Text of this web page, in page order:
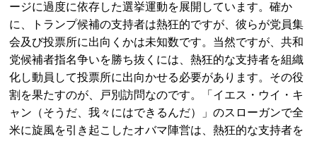
ージに過度に依存した選挙運動を展開しています。確か
に、トランプ候補の支持者は熱狂的ですが、彼らが党員集
会及び投票所に出向くかは未知数です。当然ですが、共和
党候補者指名争いを勝ち抜くには、熱狂的な支持者を組織
化し動員して投票所に出向かせる必要があります。その役
割を果たすのが、戸別訪問なのです。「イエス・ウイ・キ
ャン（そうだ、我々にはできるんだ）」のスローガンで全
米に旋風を引き起こしたオバマ陣営は、熱狂的な支持者を